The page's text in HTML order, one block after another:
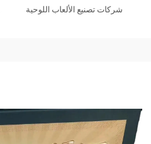
شركات تصنيع الألعاب اللوحية